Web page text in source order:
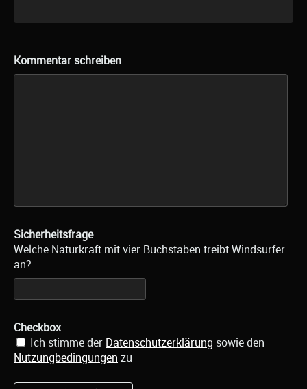
Kommentar schreiben
Sicherheitsfrage
Welche Naturkraft mit vier Buchstaben treibt Windsurfer
an?
Checkbox
Ich stimme der Datenschutzerklärung sowie den
Nutzungbedingungen zu